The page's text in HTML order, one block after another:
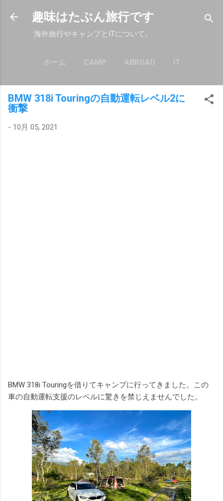
スキップしてメイン コンテンツに移動
趣味はたぶん旅行です
海外旅行やキャンプとITについて。
ホーム CAMP ABROAD IT
もっと見る… POLICY
BMW 318i Touringの自動運転レベル2に
衝撃
- 10月 05, 2021
BMW 318i Touringを借りてキャンプに行ってきました。この
車の自動運転支援のレベルに驚きを禁じえませんでした。